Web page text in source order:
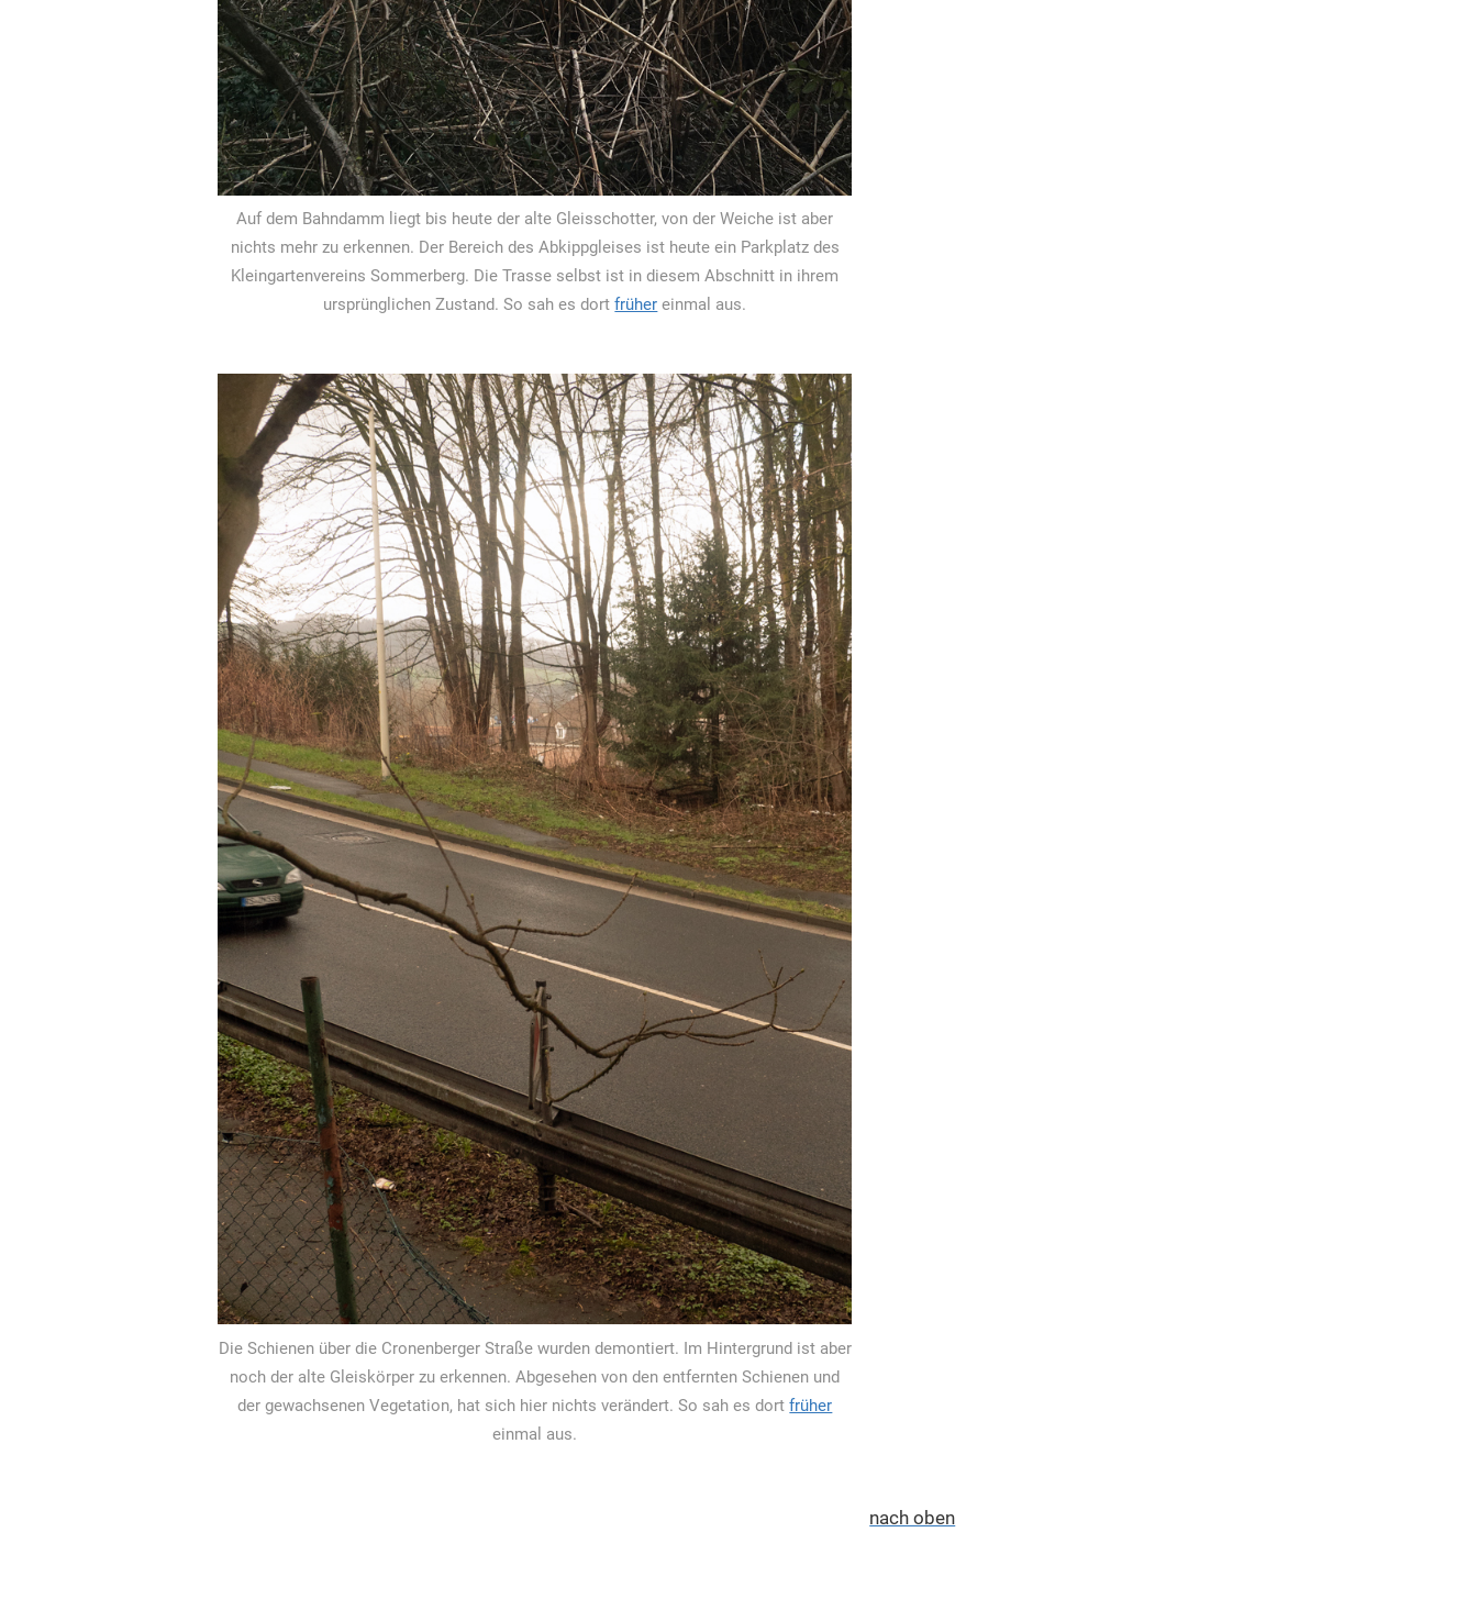
Auf dem Bahndamm liegt bis heute der alte Gleisschotter, von der Weiche ist aber
nichts mehr zu erkennen. Der Bereich des Abkippgleises ist heute ein Parkplatz des
Kleingartenvereins Sommerberg. Die Trasse selbst ist in diesem Abschnitt in ihrem
ursprünglichen Zustand. So sah es dortfrüher einmal aus.
Die Schienen über die Cronenberger Straße wurden demontiert. Im Hintergrund ist aber
noch der alte Gleiskörper zu erkennen. Abgesehen von den entfernten Schienen und
der gewachsenen Vegetation, hat sich hier nichts verändert. So sah es dortfrüher
einmal aus.
nach oben